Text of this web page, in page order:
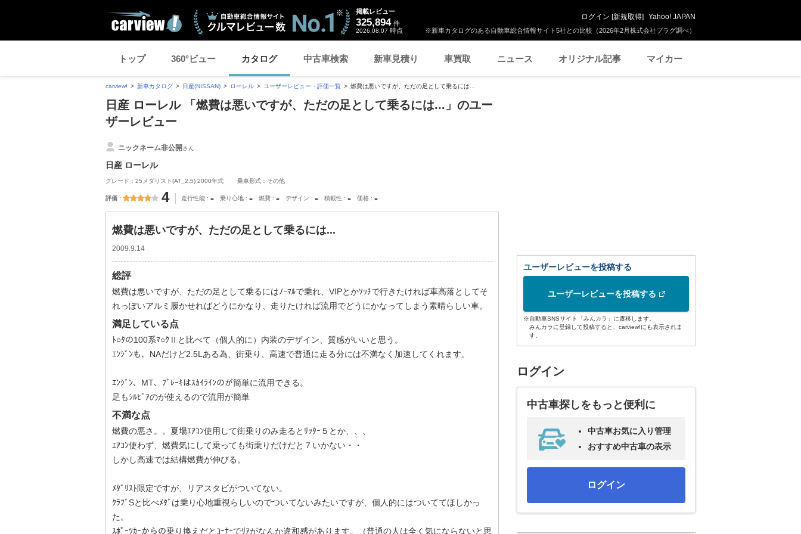
※新車カタログのある自動車総合情報サイト5社との比較（2026年2月株式会社プラグ調べ）
掲載レビュー
325,894 件
2026.08.07 時点
ログイン [新規取得] Yahoo! JAPAN
トップ 360°ビュー カタログ 中古車検索 新車見積り 車買取 ニュース オリジナル記事 マイカー
carview! 新車カタログ 日産(NISSAN) ローレル ユーザーレビュー・評価一覧 燃費は悪いですが、ただの足として乗るには...
日産 ローレル 「燃費は悪いですが、ただの足として乗るには...」のユー
ザーレビュー
ニックネーム非公開さん
日産 ローレル
グレード：25メダリスト(AT_2.5) 2000年式 乗車形式：その他
評価 4 走行性能 - 乗り心地 - 燃費 - デザイン - 積載性 - 価格 -
燃費は悪いですが、ただの足として乗るには...
2009.9.14
総評
燃費は悪いですが、ただの足として乗るにはﾉｰﾏﾙで乗れ、VIPとかｿｯﾁで行きたければ車高落としてそ
れっぽいアルミ履かせればどうにかなり、走りたければ流用でどうにかなってしまう素晴らしい車。
満足している点
ﾄ○ﾀの100系ﾏ○ｸⅡと比べて（個人的に）内装のデザイン、質感がいいと思う。
ｴﾝｼﾞﾝも、NAだけど2.5Lある為、街乗り、高速で普通に走る分には不満なく加速してくれます。
ｴﾝｼﾞﾝ、MT、ﾌﾞﾚｰｷはｽｶｲﾗｲﾝのが簡単に流用できる。
足もｼﾙﾋﾞｱのが使えるので流用が簡単
不満な点
燃費の悪さ。。夏場ｴｱｺﾝ使用して街乗りのみ走るとﾘｯﾀｰ５とか、、、
ｴｱｺﾝ使わず、燃費気にして乗っても街乗りだけだと７いかない・・
しかし高速では結構燃費が伸びる。
ﾒﾀﾞﾘｽﾄ限定ですが、リアスタビがついてない。
ｸﾗﾌﾞSと比べﾒﾀﾞは乗り心地重視らしいのでついてないみたいですが、個人的にはついててほしかっ
た。
ｽﾎﾟｰﾂｶｰからの乗り換えだとｺｰﾅｰでﾘｱがなんか違和感があります。（普通の人は全く気にならないと思
ユーザーレビューを投稿する
ユーザーレビューを投稿する
※自動車SNSサイト「みんカラ」に遷移します。
みんカラに登録して投稿すると、carview!にも表示されま
す。
ログイン
中古車探しをもっと便利に
中古車お気に入り管理
おすすめ中古車の表示
ログイン